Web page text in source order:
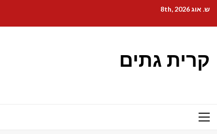
content
ש. אוג 8th, 2026
קרית גתים
Primary